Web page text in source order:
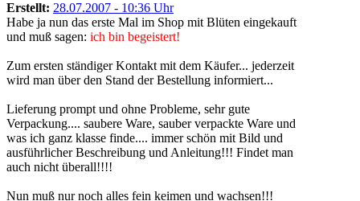
Erstellt: 28.07.2007 - 10:36 Uhr
Habe ja nun das erste Mal im Shop mit Blüten eingekauft
und muß sagen: ich bin begeistert!
Zum ersten ständiger Kontakt mit dem Käufer... jederzeit
wird man über den Stand der Bestellung informiert...
Lieferung prompt und ohne Probleme, sehr gute
Verpackung.... saubere Ware, sauber verpackte Ware und
was ich ganz klasse finde.... immer schön mit Bild und
ausführlicher Beschreibung und Anleitung!!! Findet man
auch nicht überall!!!!
Nun muß nur noch alles fein keimen und wachsen!!!